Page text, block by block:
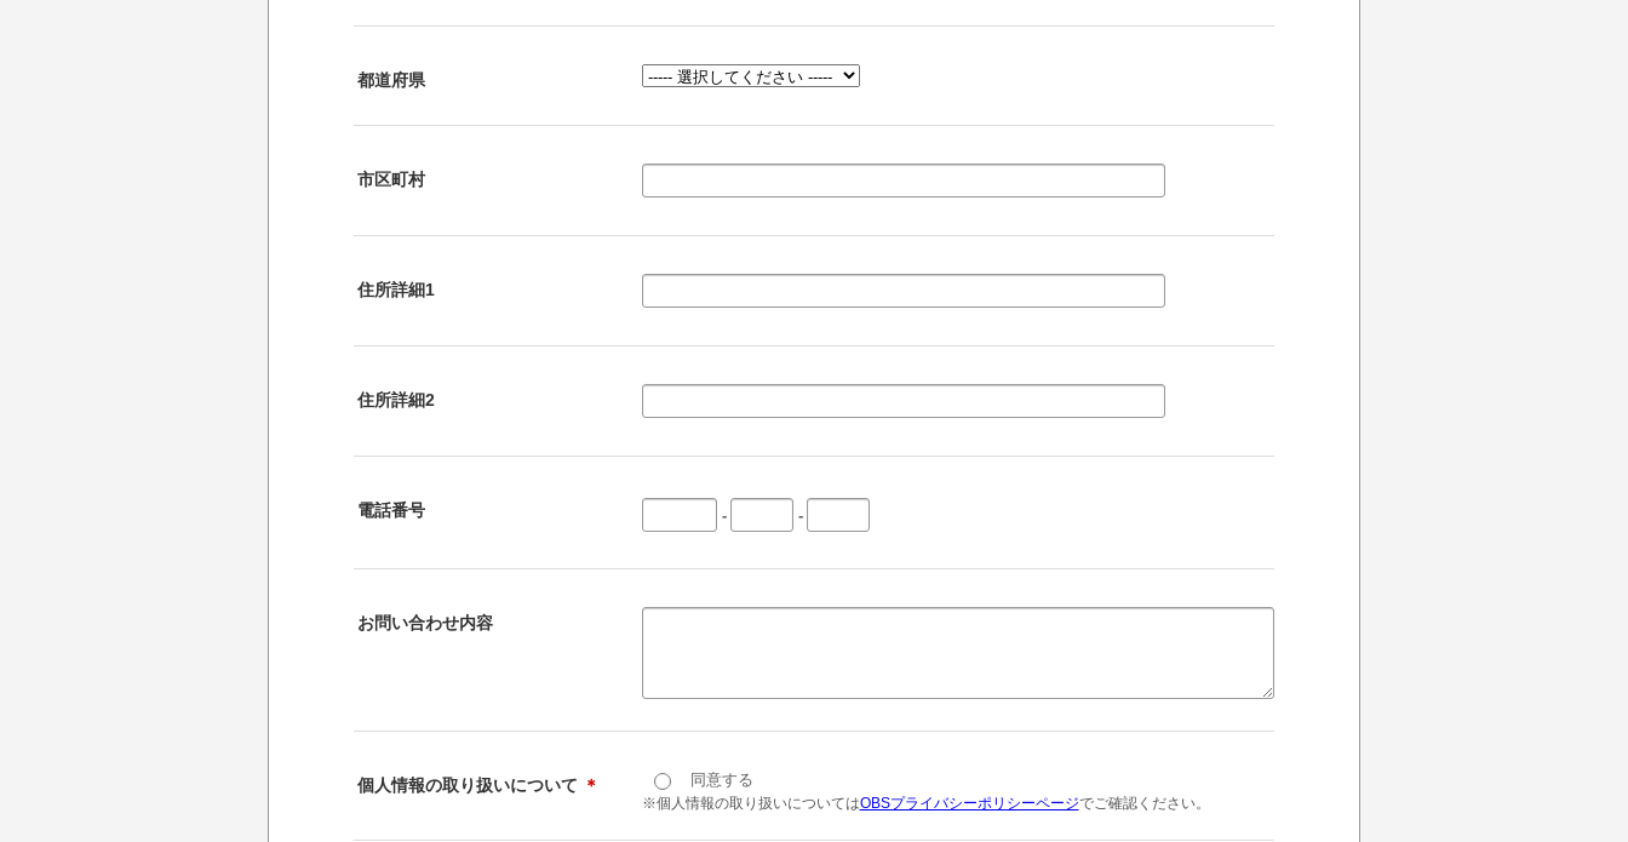
都道府県
市区町村
住所詳細1
住所詳細2
電話番号 - -
お問い合わせ内容
個人情報の取り扱いについて ＊ 同意する
※個人情報の取り扱いについてはOBSプライバシーポリシーページでご確認ください。